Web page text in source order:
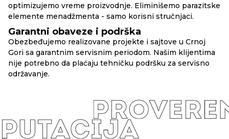
optimizujemo vreme proizvodnje. Eliminišemo parazitske
elemente menadžmenta - samo korisni stručnjaci.
Garantni obaveze i podrška
Obezbeđujemo realizovane projekte i sajtove u Crnoj
Gori sa garantnim servisnim periodom. Našim klijentima
nije potrebno da plaćaju tehničku podršku za servisno
održavanje.